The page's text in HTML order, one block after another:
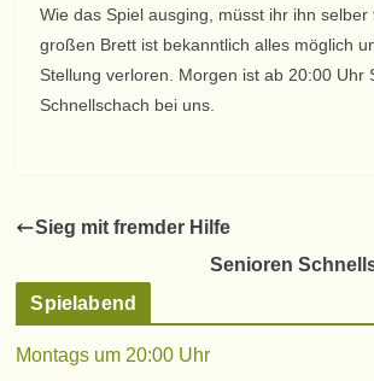
Wie das Spiel ausging, müsst ihr ihn
großen Brett ist bekanntlich alles möglich
Stellung verloren. Morgen ist ab 20:00 Uhr
Schnellschach bei uns.
Sieg mit fremder Hilfe
Senioren
Spielabend
Montags um 20:00 Uhr